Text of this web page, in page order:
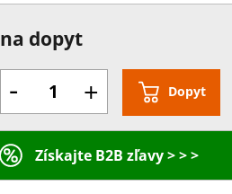
na dopyt
- + Dopyt
Získajte B2B zľavy > > >